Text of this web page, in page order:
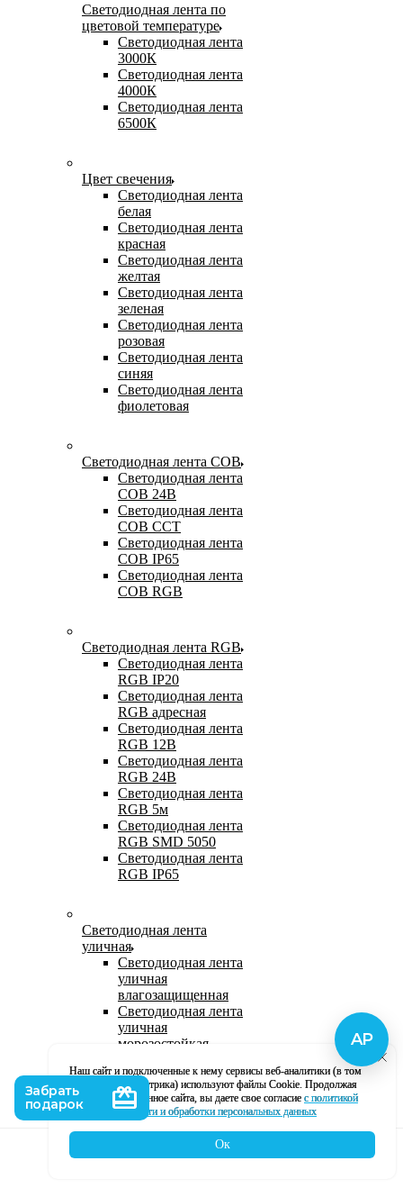
Светодиодная лента по
цветовой температуре
Светодиодная лента
3000К
Светодиодная лента
4000К
Светодиодная лента
6500К
Цвет свечения
Светодиодная лента
белая
Светодиодная лента
красная
Светодиодная лента
желтая
Светодиодная лента
зеленая
Светодиодная лента
розовая
Светодиодная лента
синяя
Светодиодная лента
фиолетовая
Светодиодная лента COB
Светодиодная лента
COB 24В
Светодиодная лента
COB CCT
Светодиодная лента
COB IP65
Светодиодная лента
COB RGB
Светодиодная лента RGB
Светодиодная лента
RGB IP20
Светодиодная лента
RGB адресная
Светодиодная лента
RGB 12В
Светодиодная лента
RGB 24В
Светодиодная лента
RGB 5м
Светодиодная лента
RGB SMD 5050
Светодиодная лента
RGB IP65
Светодиодная лента
уличная
Светодиодная лента
уличная
влагозащищенная
Светодиодная лента
уличная
морозостойкая
светодиодная лента
220В
Светодиодная лента
уличная в силиконе
Наш сайт и подключенные к нему сервисы веб-аналитики (в том
числе, Яндекс Метрика) используют файлы Cookie. Продолжая
использование данное сайта, вы даете свое согласие с политикой
кофиденциальности и обработки персональных данных
Ок